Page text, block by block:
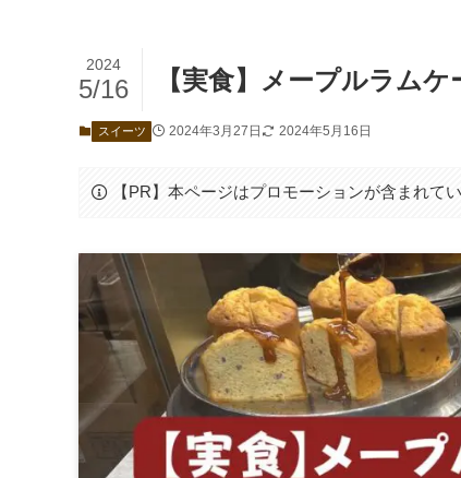
【実食】メープルラム
2024
5/16
スイーツ 2024年3月27日 2024年5月16日
【PR】本ページはプロモーションが含まれてい